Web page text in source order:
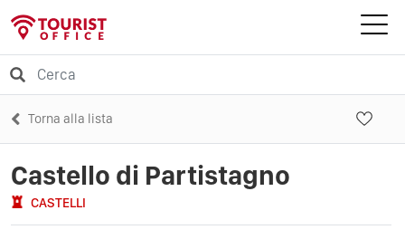
Torna alla lista
Castello di Partistagno
CASTELLI